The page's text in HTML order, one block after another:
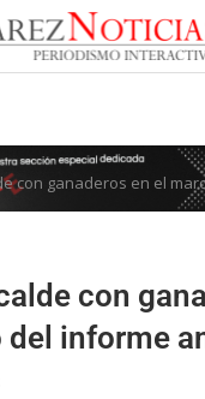
con ganaderos en el
con
del informe